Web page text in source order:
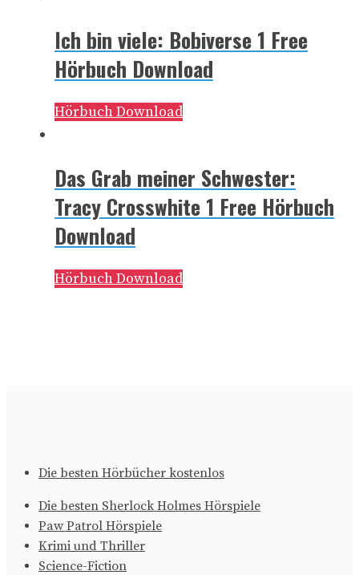
Ich bin viele: Bobiverse 1 Free
Hörbuch Download
Hörbuch Download
Das Grab meiner Schwester:
Tracy Crosswhite 1 Free Hörbuch
Download
Hörbuch Download
Die besten Hörbücher kostenlos
Die besten Sherlock Holmes Hörspiele
Paw Patrol Hörspiele
Krimi und Thriller
Science-Fiction